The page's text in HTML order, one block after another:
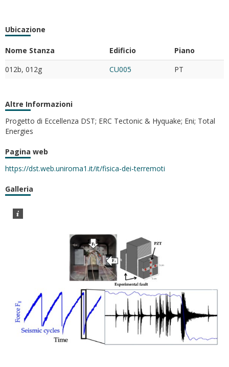
Ubicazione
Nome Stanza Edificio
Piano
012b, 012g
CU005 PT
Altre Informazioni
Progetto di Eccellenza DST; ERC Tectonic & Hyquake; Eni; Total
Energies
Pagina web
https://dst.web.uniroma1.it/it/fisica-dei-terremoti
Galleria